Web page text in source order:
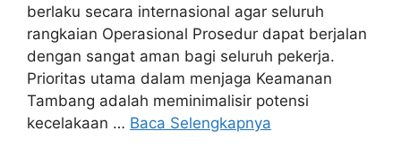
berlaku secara internasional agar seluruh
rangkaian Operasional Prosedur dapat berjalan
dengan sangat aman bagi seluruh pekerja.
Prioritas utama dalam menjaga Keamanan
Tambang adalah meminimalisir potensi
kecelakaan … Baca Selengkapnya